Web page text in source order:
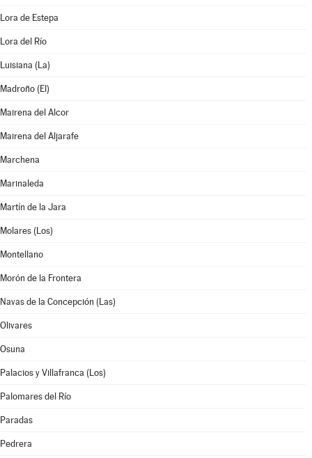
Lora de Estepa
Lora del Río
Luisiana (La)
Madroño (El)
Mairena del Alcor
Mairena del Aljarafe
Marchena
Marinaleda
Martín de la Jara
Molares (Los)
Montellano
Morón de la Frontera
Navas de la Concepción (Las)
Olivares
Osuna
Palacios y Villafranca (Los)
Palomares del Río
Paradas
Pedrera